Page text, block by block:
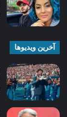
آخرین ویدیوها